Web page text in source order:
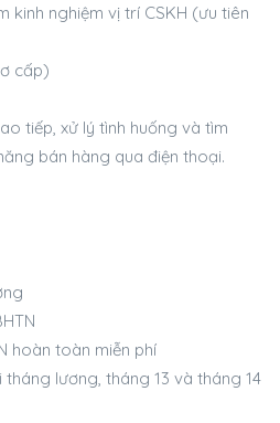
kinh nghiệm vị trí CSKH (ưu tiên
cấp)
tiếp, xử lý tình huống và tìm
bán hàng qua điện thoại.
hoàn toàn miễn phí
lương, tháng 13 và tháng 14